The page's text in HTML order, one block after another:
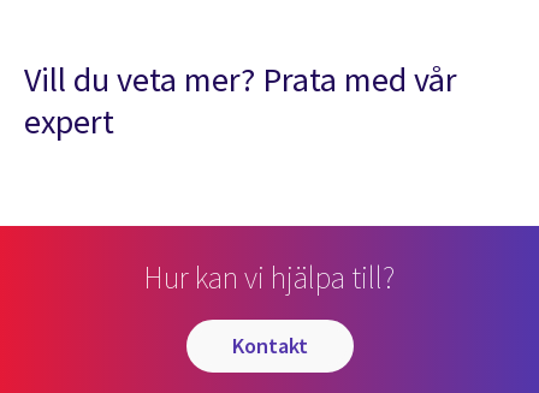
Vill du veta mer? Prata med vår
expert
Hur kan vi hjälpa till?
kontakt